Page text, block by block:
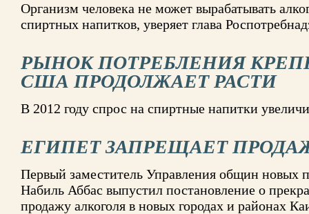
Организм человека не может вырабатывать
спиртных напитков, уверяет глава
РЫНОК ПОТРЕБЛЕНИЯ
США ПРОДОЛЖАЕТ РАСТИ
В 2012 году спрос на спиртные напитки
ЕГИПЕТ ЗАПРЕЩАЕТ
Первый заместитель Управления общин новых
Набиль Аббас выпустил постановление о
продажу алкоголя в новых городах и районах